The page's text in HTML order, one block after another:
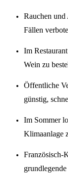
Rauchen
Fällen
Im
Wein zu
Öffentliche
günstig,
Im Sommer
Klimaanlage
Französisch-